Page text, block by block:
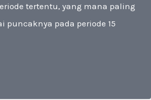
tertentu, yang mana paling
puncaknya pada periode 15